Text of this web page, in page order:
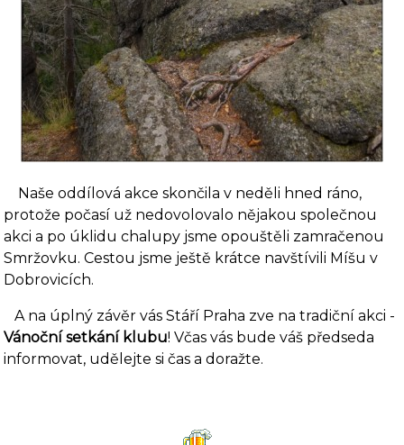
Naše oddílová akce skončila v neděli hned ráno,
protože počasí už nedovolovalo nějakou společnou
akci a po úklidu chalupy jsme opouštěli zamračenou
Smržovku. Cestou jsme ještě krátce navštívili Míšu v
Dobrovicích.
A na úplný závěr vás Stáří Praha zve na tradiční akci -
Vánoční setkání klubu! Včas vás bude váš předseda
informovat, udělejte si čas a doražte.